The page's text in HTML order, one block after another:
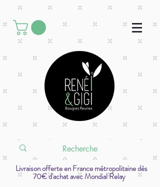
Livraison offerte en France métropolitaine dès
70€ d'achat avec Mondial Relay